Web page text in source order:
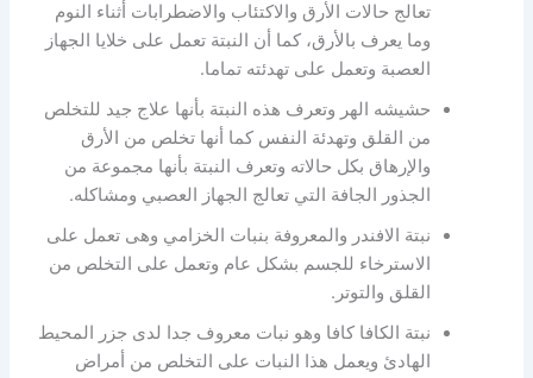
تعالج حالات الأرق والاكتئاب والاضطرابات أثناء النوم
وما يعرف بالأرق، كما أن النبتة تعمل على خلايا الجهاز
العصبة وتعمل على تهدئته تماما.
حشيشه الهر وتعرف هذه النبتة بأنها علاج جيد للتخلص
من القلق وتهدئة النفس كما أنها تخلص من الأرق
والإرهاق بكل حالاته وتعرف النبتة بأنها مجموعة من
الجذور الجافة التي تعالج الجهاز العصبي ومشاكله.
نبتة الافندر والمعروفة بنبات الخزامي وهى تعمل على
الاسترخاء للجسم بشكل عام وتعمل على التخلص من
القلق والتوتر.
نبتة الكافا كافا وهو نبات معروف جدا لدى جزر المحيط
الهادئ ويعمل هذا النبات على التخلص من أمراض